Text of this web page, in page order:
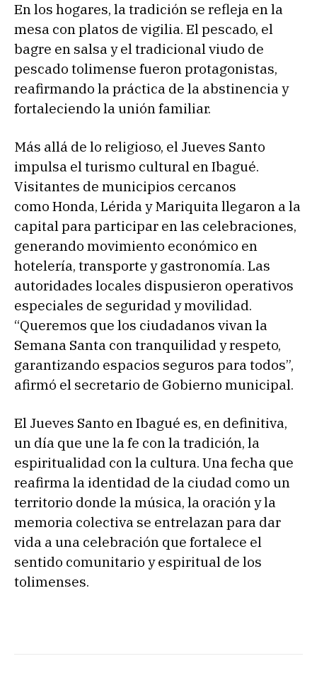
En los hogares, la tradición se refleja en la
mesa con platos de vigilia. El pescado, el
bagre en salsa y el tradicional viudo de
pescado tolimense fueron protagonistas,
reafirmando la práctica de la abstinencia y
fortaleciendo la unión familiar.
Más allá de lo religioso, el Jueves Santo
impulsa el turismo cultural en Ibagué.
Visitantes de municipios cercanos
como Honda, Lérida y Mariquita llegaron a la
capital para participar en las celebraciones,
generando movimiento económico en
hotelería, transporte y gastronomía. Las
autoridades locales dispusieron operativos
especiales de seguridad y movilidad.
“Queremos que los ciudadanos vivan la
Semana Santa con tranquilidad y respeto,
garantizando espacios seguros para todos”,
afirmó el secretario de Gobierno municipal.
El Jueves Santo en Ibagué es, en definitiva,
un día que une la fe con la tradición, la
espiritualidad con la cultura. Una fecha que
reafirma la identidad de la ciudad como un
territorio donde la música, la oración y la
memoria colectiva se entrelazan para dar
vida a una celebración que fortalece el
sentido comunitario y espiritual de los
tolimenses.